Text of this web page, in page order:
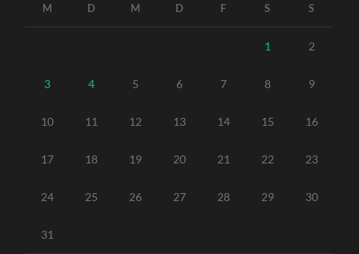
M D M D F S S
1 2
3 4 5 6 7 8 9
10 11 12 13 14 15 16
17 18 19 20 21 22 23
24 25 26 27 28 29 30
31